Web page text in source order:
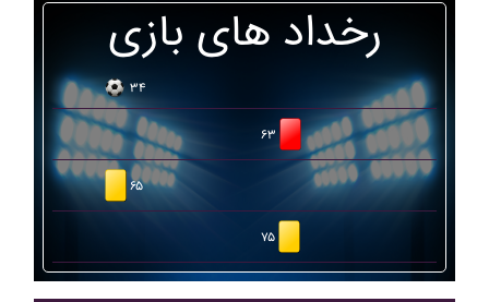
رخداد های بازی
۳۴
۶۳
۶۵
۷۵